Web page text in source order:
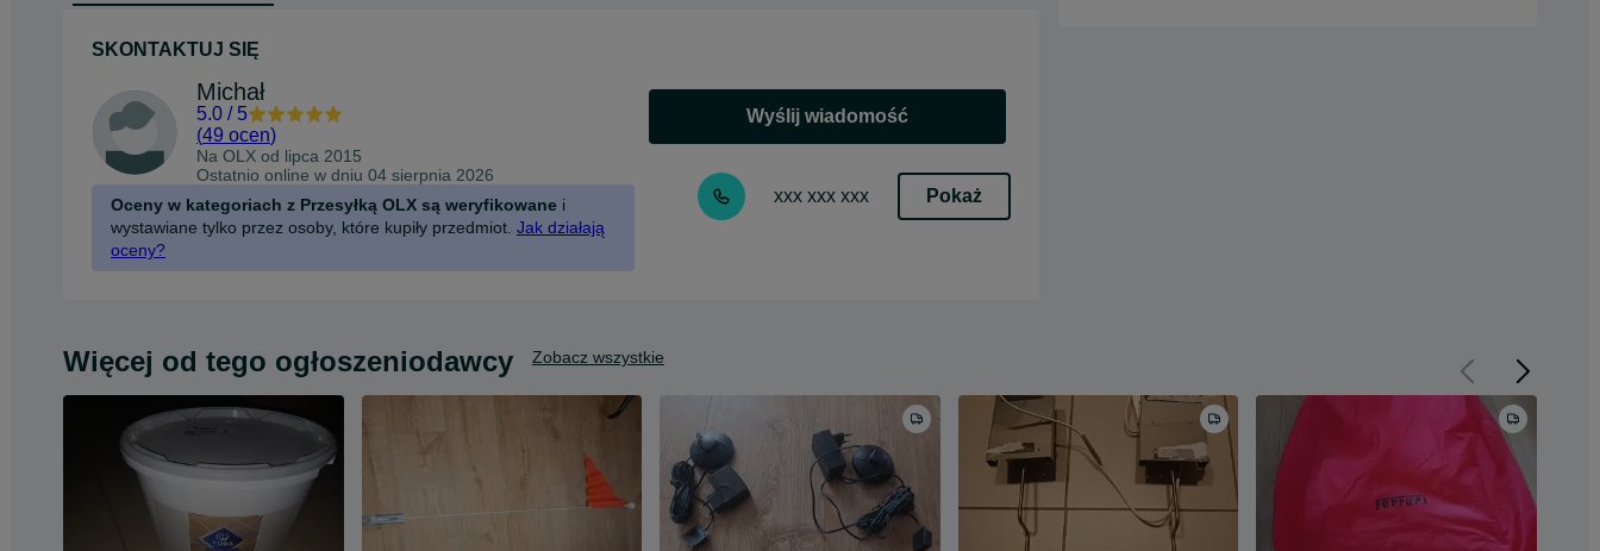
SKONTAKTUJ SIĘ
Michał
5.0 / 5
(49 ocen)
Na OLX od lipca 2015
Ostatnio online w dniu 04 sierpnia 2026
Oceny w kategoriach z Przesyłką OLX są weryfikowane i
wystawiane tylko przez osoby, które kupiły przedmiot. Jak działają
oceny?
Wyślij wiadomość
xxx xxx xxx Pokaż
Więcej od tego ogłoszeniodawcy Zobacz wszystkie